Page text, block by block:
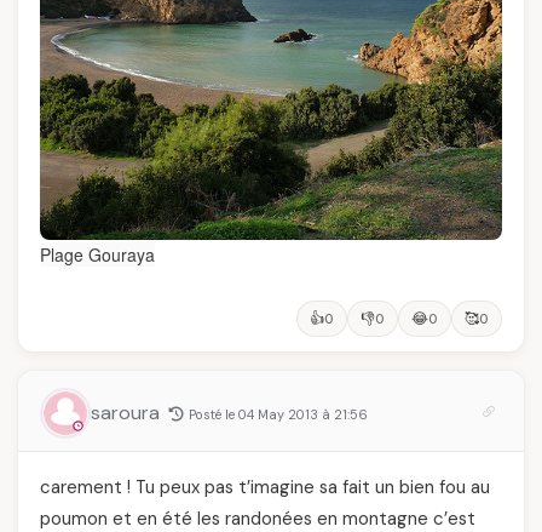
Plage Gouraya
👍0 👎0 😂0 🥰0
saroura Posté le 04 May 2013 à 21:56
carement ! Tu peux pas t’imagine sa fait un bien fou au
poumon et en été les randonées en montagne c’est